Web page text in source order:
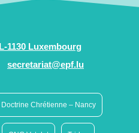
1130 Luxembourg
secretariat@epf.lu
Chrétienne – Nancy